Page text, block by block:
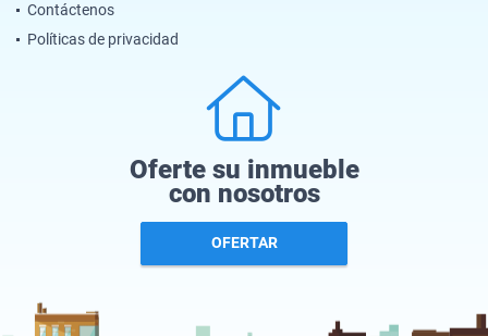
Contáctenos
Políticas de privacidad
Oferte su inmueble
con nosotros
OFERTAR